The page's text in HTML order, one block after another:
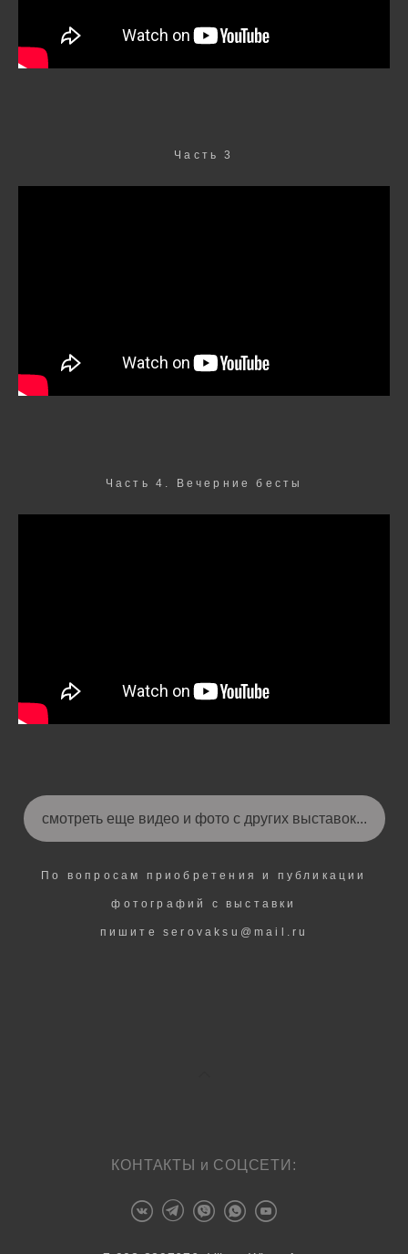
Часть 3
Часть 4. Вечерние бесты
смотреть еще видео и фото с других выставок...
По вопросам приобретения и публикации
фотографий с выставки
пишите serovaksu@mail.ru
КОНТАКТЫ и СОЦСЕТИ: